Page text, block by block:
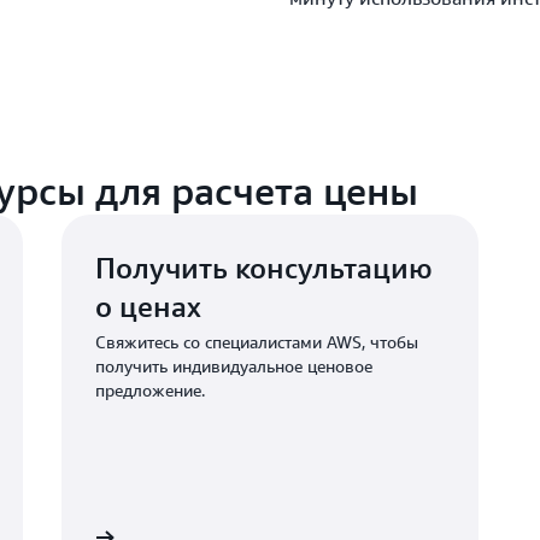
даты продления
информацию см. в
для расчета цены
Получить консультацию
о ценах
Свяжитесь со специалистами AWS, чтобы
получить индивидуальное ценовое
предложение.